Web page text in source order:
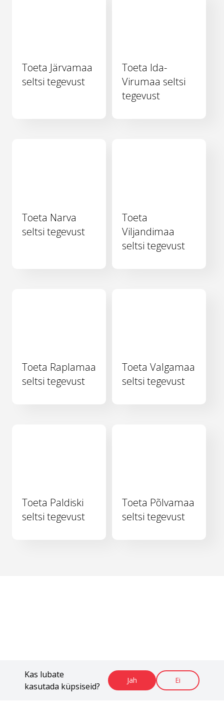
Kas lubate
kasutada küpsiseid?
Jah Ei
Toeta Järvamaa
seltsi tegevust
Toeta Ida-
Virumaa seltsi
tegevust
Toeta Narva
seltsi tegevust
Toeta
Viljandimaa
seltsi tegevust
Toeta Raplamaa
seltsi tegevust
Toeta Valgamaa
seltsi tegevust
Toeta Paldiski
seltsi tegevust
Toeta Põlvamaa
seltsi tegevust